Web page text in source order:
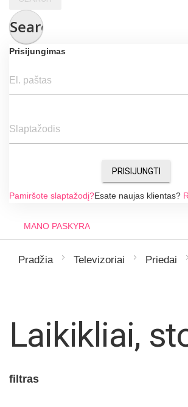
Search
Prisijungimas
El. paštas
Slaptažodis
PRISIJUNGTI
Pamiršote slaptažodį?Esate naujas klientas?
MANO PASKYRA
Pradžia Televizoriai Priedai
Laikikliai,
filtras